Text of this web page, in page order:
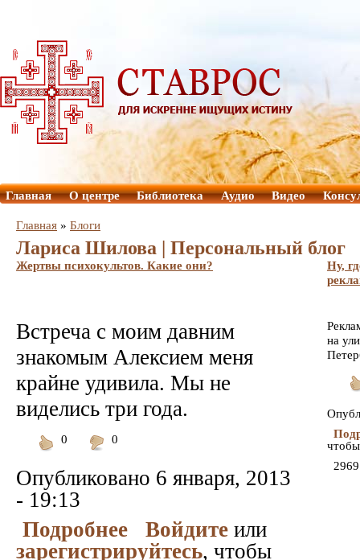
Главная О центре Библиотека Аудио Видео
Главная » Блоги
Лариса Шилова | Персональный блог
Жертвы психокультов. Какие они?
Встреча с моим давним
знакомым Алексием меня
крайне удивила. Мы не
виделись три года.
0
0
Опубликовано 6 января, 2013
- 19:13
Подробнее
Войдитеили
зарегистрируйтесь, чтобы
Ну,
на